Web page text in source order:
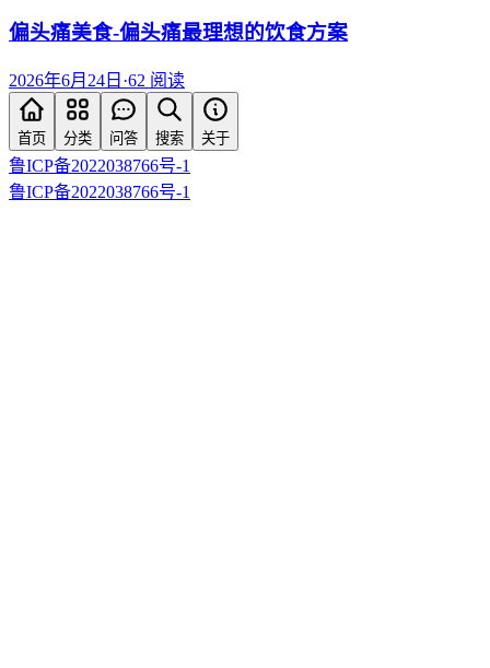
偏头痛美食-偏头痛最理想的饮食方案
2026年6月24日 ·62 阅读
首页 分类 问答 搜索 关于
鲁ICP备2022038766号-1
鲁ICP备2022038766号-1